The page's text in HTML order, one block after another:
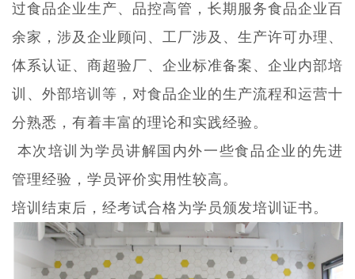
过食品企业生产、品控高管，长期服务食品企业百
余家，涉及企业顾问、工厂涉及、生产许可办理、
体系认证、商超验厂、企业标准备案、企业内部培
训、外部培训等，对食品企业的生产流程和运营十
分熟悉，有着丰富的理论和实践经验。
本次培训为学员讲解国内外一些食品企业的先进
管理经验，学员评价实用性较高。
培训结束后，经考试合格为学员颁发培训证书。